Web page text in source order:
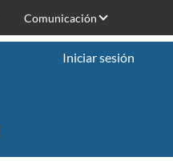
Comunicación
Iniciar sesión